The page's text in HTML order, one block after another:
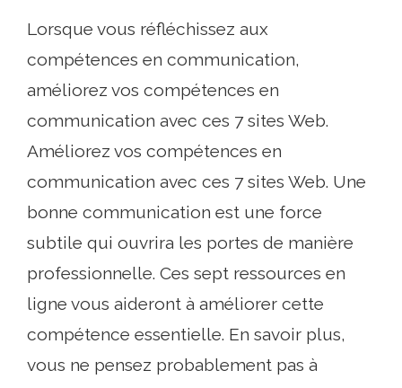
Lorsque vous réfléchissez aux
compétences en communication,
améliorez vos compétences en
communication avec ces 7 sites Web.
Améliorez vos compétences en
communication avec ces 7 sites Web. Une
bonne communication est une force
subtile qui ouvrira les portes de manière
professionnelle. Ces sept ressources en
ligne vous aideront à améliorer cette
compétence essentielle. En savoir plus,
vous ne pensez probablement pas à